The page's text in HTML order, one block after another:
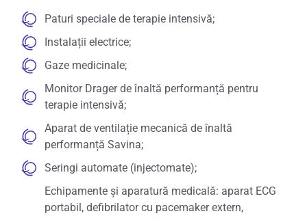
Paturi speciale de terapie intensivă;
Instalații electrice;
Gaze medicinale;
Monitor Drager de înaltă performanță pentru
terapie intensivă;
Aparat de ventilație mecanică de înaltă
performanță Savina;
Seringi automate (injectomate);
Echipamente și aparatură medicală: aparat ECG
portabil, defibrilator cu pacemaker extern,